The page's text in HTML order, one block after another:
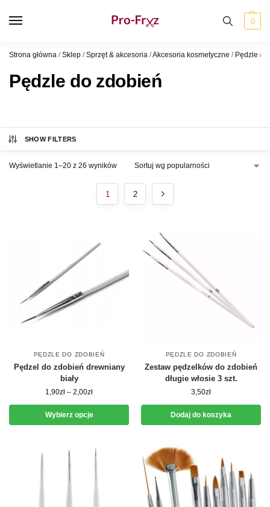
0
Strona główna /Sklep /Sprzęt & akcesoria /Akcesoria kosmetyczne / Pędzle /
Pędzle do zdobień
SHOW FILTERS
Wyświetlanie 1–20 z 26 wyników
1 2
PĘDZLE DO ZDOBIEŃ
Pędzel do zdobień drewniany
biały
1,90zł – 2,00zł
Wybierz opcje
PĘDZLE DO ZDOBIEŃ
Zestaw pędzelków do zdobień
długie włosie 3 szt.
3,50zł
Dodaj do koszyka